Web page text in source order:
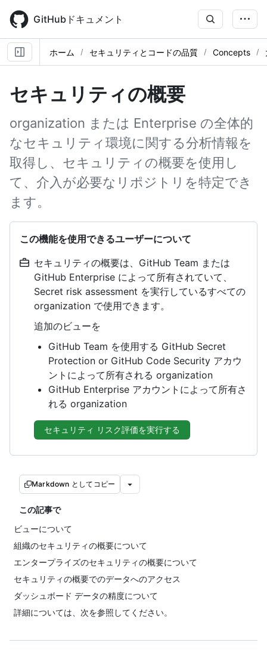
main
content
GitHubドキュメント
ホーム セキュリティとコードの品質 Concepts
セキュリティの概要
organization または Enterprise の全体的
なセキュリティ環境に関する分析情報を
取得し、セキュリティの概要を使用し
て、介入が必要なリポジトリを特定でき
ます。
この機能を使用できるユーザーについて
セキュリティの概要は、GitHub Team または
GitHub Enterprise によって所有されていて、
Secret risk assessment を実行しているすべての
organization で使用できます。
追加のビューを
GitHub Team を使用する GitHub Secret
Protection or GitHub Code Security アカウ
ントによって所有される organization
GitHub Enterprise アカウントによって所有さ
れる organization
セキュリティ リスク評価を実行する
Markdown としてコピー
この記事で
ビューについて
組織のセキュリティの概要について
エンタープライズのセキュリティの概要について
セキュリティの概要でのデータへのアクセス
ダッシュボード データの精度について
詳細については、次を参照してください。